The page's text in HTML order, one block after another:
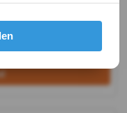
pakketpost